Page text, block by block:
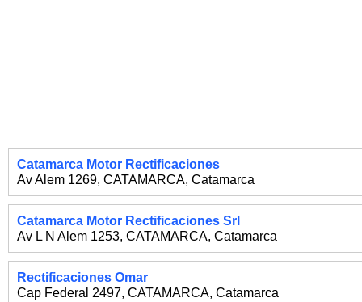
Catamarca Motor Rectificaciones
Av Alem 1269, CATAMARCA, Catamarca
Catamarca Motor Rectificaciones Srl
Av L N Alem 1253, CATAMARCA, Catamarca
Rectificaciones Omar
Cap Federal 2497, CATAMARCA, Catamarca